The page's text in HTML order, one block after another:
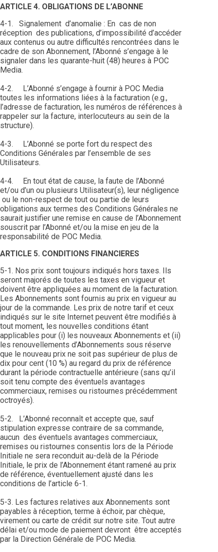
ARTICLE 4. OBLIGATIONS DE L’ABONNE
4-1. Signalement d’anomalie : En cas de non
réception des publications, d’impossibilité d’accéder
aux contenus ou autre difficultés rencontrées dans le
cadre de son Abonnement, l’Abonné s’engage à le
signaler dans les quarante-huit (48) heures à POC
Media.
4-2. L’Abonné s’engage à fournir à POC Media
toutes les informations liées à la facturation (e.g.,
l’adresse de facturation, les numéros de références à
rappeler sur la facture, interlocuteurs au sein de la
structure).
4-3. L’Abonné se porte fort du respect des
Conditions Générales par l’ensemble de ses
Utilisateurs.
4-4. En tout état de cause, la faute de l’Abonné
et/ou d’un ou plusieurs Utilisateur(s), leur négligence
ou le non-respect de tout ou partie de leurs
obligations aux termes des Conditions Générales ne
saurait justifier une remise en cause de l’Abonnement
souscrit par l’Abonné et/ou la mise en jeu de la
responsabilité de POC Media.
ARTICLE 5. CONDITIONS FINANCIERES
5-1. Nos prix sont toujours indiqués hors taxes. Ils
seront majorés de toutes les taxes en vigueur et
doivent être appliquées au moment de la facturation.
Les Abonnements sont fournis au prix en vigueur au
jour de la commande. Les prix de notre tarif et ceux
indiqués sur le site Internet peuvent être modifiés à
tout moment, les nouvelles conditions étant
applicables pour (i) les nouveaux Abonnements et (ii)
les renouvellements d’Abonnements sous réserve
que le nouveau prix ne soit pas supérieur de plus de
dix pour cent (10 %) au regard du prix de référence
durant la période contractuelle antérieure (sans qu’il
soit tenu compte des éventuels avantages
commerciaux, remises ou ristournes précédemment
octroyés).
5-2. L’Abonné reconnaît et accepte que, sauf
stipulation expresse contraire de sa commande,
aucun des éventuels avantages commerciaux,
remises ou ristournes consentis lors de la Période
Initiale ne sera reconduit au-delà de la Période
Initiale, le prix de l’Abonnement étant ramené au prix
de référence, éventuellement ajusté dans les
conditions de l’article 6-1.
5-3. Les factures relatives aux Abonnements sont
payables à réception, terme à échoir, par chèque,
virement ou carte de crédit sur notre site. Tout autre
délai et/ou mode de paiement devront être acceptés
par la Direction Générale de POC Media.